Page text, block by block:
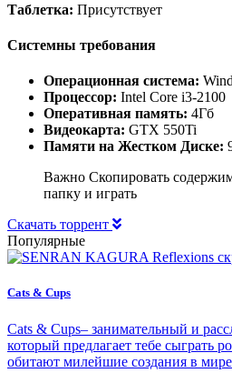
Таблетка: Присутствует
Системны требования
Операционная система:
Процессор: Intel Core i3-2100
Оперативная память: 4Гб
Видеокарта: GTX 550Ti
Памяти на Жестком Диске:
Важно Скопировать
папку и играть
Скачать торрент
Популярные
Cats & Cups
Cats & Cups– занимательный и
который предлагает тебе сыграть
обитают милейшие создания в